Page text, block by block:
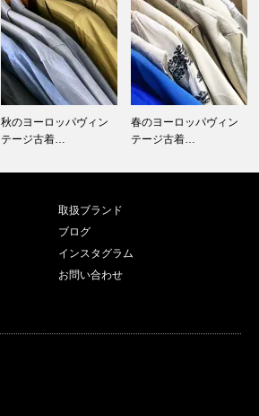
春のヨーロッパヴィン
テージ古着…
Fire-king 1960～…
取扱ブランド
ブログ
インスタグラム
お問い合わせ